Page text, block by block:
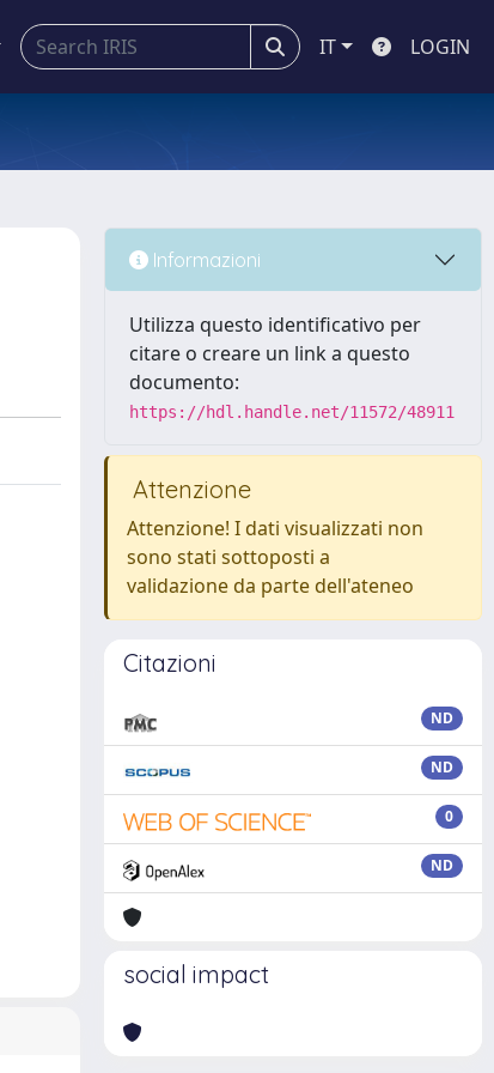
IT LOGIN
Informazioni
Utilizza questo identificativo per
citare o creare un link a questo
documento:
https://hdl.handle.net/11572/48911
Attenzione
Attenzione! I dati visualizzati non
sono stati sottoposti a
validazione da parte dell'ateneo
Citazioni
ND
ND
0
ND
social impact